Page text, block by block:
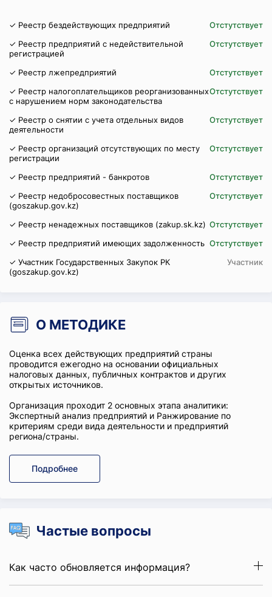
✓ Реестр бездействующих предприятий
Отстутствует
✓ Реестр предприятий с недействительной
регистрацией
Отстутствует
✓ Реестр лжепредприятий
Отстутствует
✓ Реестр налогоплательщиков реорганизованных
с нарушением норм законодательства
Отстутствует
✓ Реестр о снятии с учета отдельных видов
деятельности
Отстутствует
✓ Реестр организаций отсутствующих по месту
регистрации
Отстутствует
✓ Реестр предприятий - банкротов
Отстутствует
✓ Реестр недобросовестных поставщиков
(goszakup.gov.kz)
Отстутствует
✓ Реестр ненадежных поставщиков (zakup.sk.kz) Отстутствует
✓ Реестр предприятий имеющих задолженность Отстутствует
✓ Участник Государственных Закупок РК
(goszakup.gov.kz)
Участник
О МЕТОДИКЕ
Оценка всех действующих предприятий страны
проводится ежегодно на основании официальных
налоговых данных, публичных контрактов и других
открытых источников.
Организация проходит 2 основных этапа аналитики:
Экспертный анализ предприятий и Ранжирование по
критериям среди вида деятельности и предприятий
региона/страны.
Подробнее
Частые вопросы
Как часто обновляется информация?